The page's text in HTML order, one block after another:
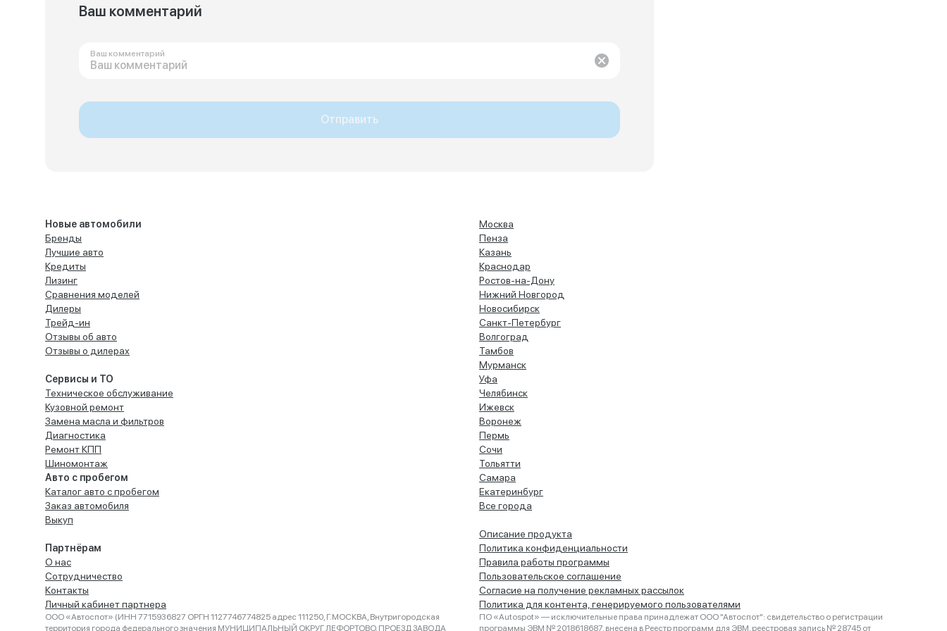
Ваш комментарий
Ваш комментарий
Отправить
Новые автомобили
Бренды
Лучшие авто
Кредиты
Лизинг
Сравнения моделей
Дилеры
Трейд-ин
Отзывы об авто
Отзывы о дилерах
Сервисы и ТО
Техническое обслуживание
Кузовной ремонт
Замена масла и фильтров
Диагностика
Ремонт КПП
Шиномонтаж
Авто с пробегом
Каталог авто с пробегом
Заказ автомобиля
Выкуп
Партнёрам
О нас
Сотрудничество
Контакты
Личный кабинет партнера
Москва
Пенза
Казань
Краснодар
Ростов-на-Дону
Нижний Новгород
Новосибирск
Санкт-Петербург
Волгоград
Тамбов
Мурманск
Уфа
Челябинск
Ижевск
Воронеж
Пермь
Сочи
Тольятти
Самара
Екатеринбург
Все города
Описание продукта
Политика конфиденциальности
Правила работы программы
Пользовательское соглашение
Согласие на получение рекламных рассылок
Политика для контента, генерируемого пользователями
ООО «Автоспот» (ИНН 7715936827 ОРГН 1127746774825 адрес 111250, Г.МОСКВА, Внутригородская
территория города федерального значения МУНИЦИПАЛЬНЫЙ ОКРУГ ЛЕФОРТОВО, ПРОЕЗД ЗАВОДА
ПО «Autospot» — исключительные права принадлежат ООО "Автоспот": свидетельство о регистрации
программы ЭВМ № 2018618687, внесена в Реестр программ для ЭВМ, реестровая запись № 28745 от